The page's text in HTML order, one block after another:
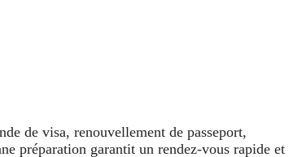
de visa, renouvellement de passeport,
préparation garantit un rendez-vous rapide et